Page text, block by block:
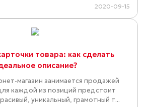
2020-09-15
товара: как сделать
описание?
магазин занимается продажей
каждой из позиций предстоит
уникальный, грамотный т...